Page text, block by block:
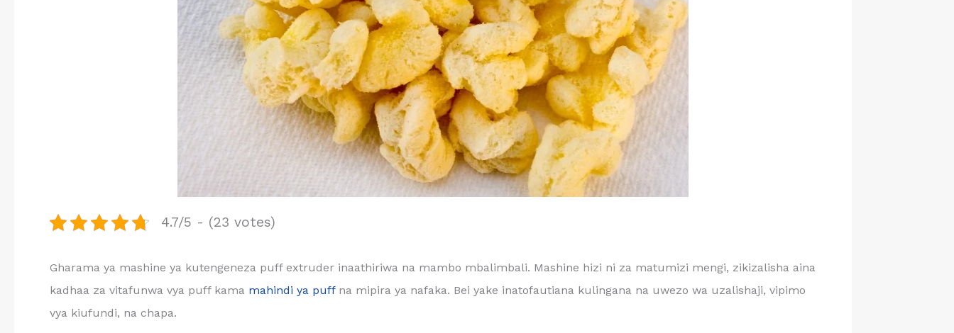
4.7/5 - (23 votes)
Gharama ya mashine ya kutengeneza puff extruder inaathiriwa na mambo mbalimbali. Mashine hizi ni za matumizi mengi, zikizalisha aina
kadhaa za vitafunwa vya puff kama mahindi ya puffna mipira ya nafaka. Bei yake inatofautiana kulingana na uwezo wa uzalishaji, vipimo
vya kiufundi, na chapa.